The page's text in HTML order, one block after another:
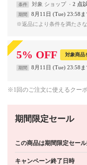
条件 対象 ショップ 2 点
期間 8月11日 (Tue) 23:58ま
※返品により条件を満たさ
5% OFF 対象商品
期間 8月11日 (Tue) 23:58ま
※1回のご注文に使えるクー
期間限定セール
この商品は期間限定セール
キャンペーン終了日時